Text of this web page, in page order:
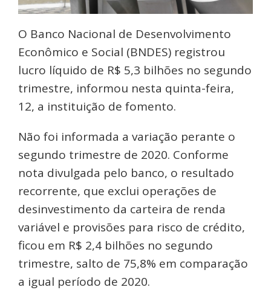
O Banco Nacional de Desenvolvimento
Econômico e Social (BNDES) registrou
lucro líquido de R$ 5,3 bilhões no segundo
trimestre, informou nesta quinta-feira,
12, a instituição de fomento.
Não foi informada a variação perante o
segundo trimestre de 2020. Conforme
nota divulgada pelo banco, o resultado
recorrente, que exclui operações de
desinvestimento da carteira de renda
variável e provisões para risco de crédito,
ficou em R$ 2,4 bilhões no segundo
trimestre, salto de 75,8% em comparação
a igual período de 2020.